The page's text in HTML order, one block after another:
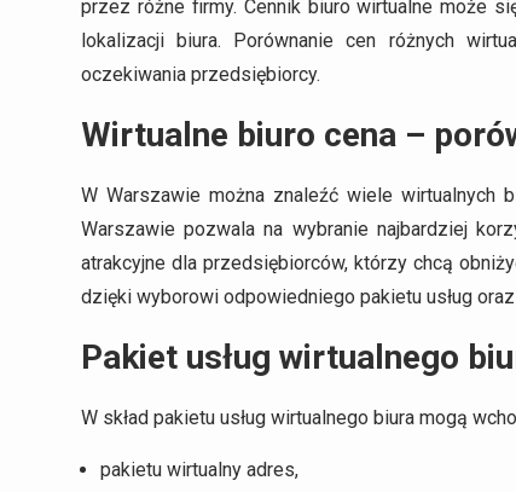
przez różne firmy. Cennik biuro wirtualne może
lokalizacji biura. Porównanie cen różnych
oczekiwania przedsiębiorcy.
Wirtualne biuro cena –
W Warszawie można znaleźć wiele wirtualnych
Warszawie pozwala na wybranie najbardziej
atrakcyjne dla przedsiębiorców, którzy chcą
dzięki wyborowi odpowiedniego pakietu usług
Pakiet usług wirtualnego
W skład pakietu usług wirtualnego biura mogą
pakietu wirtualny adres,